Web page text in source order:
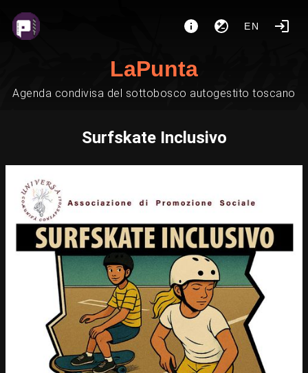
EN
LaPunta
Agenda condivisa del sottobosco autogestito toscano
Surfskate Inclusivo